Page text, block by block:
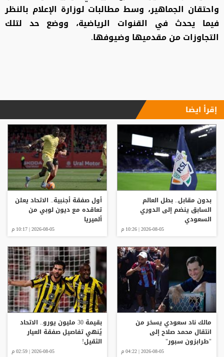
واحتقان الجماهير، وسط مطالبات لوزارة الإعلام بالنظر
فيما يحدث في القنوات الرياضية، ووضع حد لتلك
التجاوزات من مقدميها وضيوفها.
إقرأ ايضا
بدون مقابل.. بطل العالم
السابق ينضم إلى الدوري
السعودي
2026-08-05 | 10:26 م
أول صفقة أجنبية.. الاتحاد يعلن
تعاقده مع ديون لوبي من
ألميريا
2026-08-05 | 10:17 م
مالك ناد سعودي يسخر من
انتقال محمد صلاح إلى
"طرابزون سبور"
2026-08-05 | 04:22 م
بقيمة 30 مليون يورو.. الاتحاد
يُنهي تفاصيل صفقة العيار
الثقيل!
2026-08-05 | 02:59 م